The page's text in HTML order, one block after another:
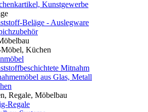
Kunstgewerbe
Beläge - Auslegware
Küchen
Mitnahm
aus Glas, Metall
Regale, Möbelbau
Regale